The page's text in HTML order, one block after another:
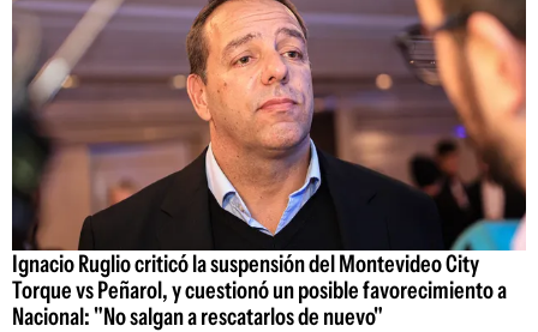
Ignacio Ruglio criticó la suspensión del Montevideo City
Torque vs Peñarol, y cuestionó un posible favorecimiento a
Nacional: "No salgan a rescatarlos de nuevo"